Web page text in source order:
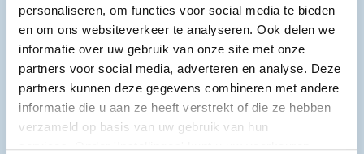
personaliseren, om functies voor social media te bieden
en om ons websiteverkeer te analyseren. Ook delen we
informatie over uw gebruik van onze site met onze
partners voor social media, adverteren en analyse. Deze
partners kunnen deze gegevens combineren met andere
informatie die u aan ze heeft verstrekt of die ze hebben
verzameld op basis van uw gebruik van hun
services. Onder 'Instellingen' kunt u uw voorkeuren